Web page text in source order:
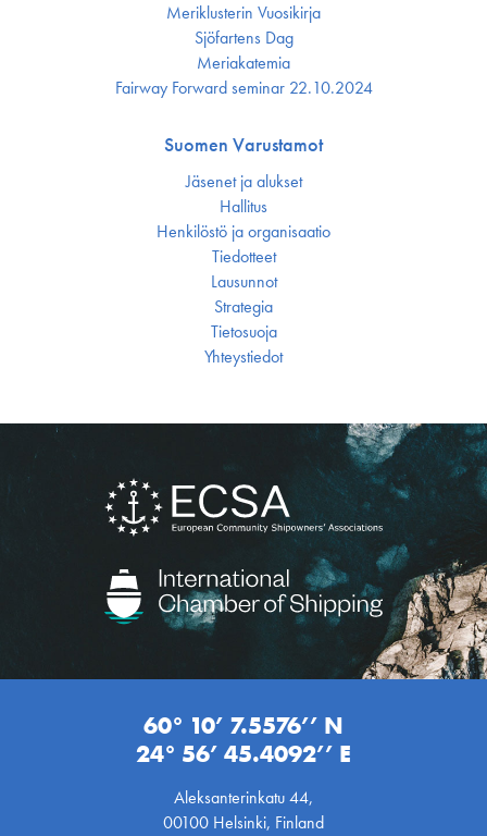
Meriklusterin Vuosikirja
Sjöfartens Dag
Meriakatemia
Fairway Forward seminar 22.10.2024
Suomen Varustamot
Jäsenet ja alukset
Hallitus
Henkilöstö ja organisaatio
Tiedotteet
Lausunnot
Strategia
Tietosuoja
Yhteystiedot
60° 10’ 7.5576’’ N
24° 56’ 45.4092’’ E
Aleksanterinkatu 44,
00100 Helsinki, Finland